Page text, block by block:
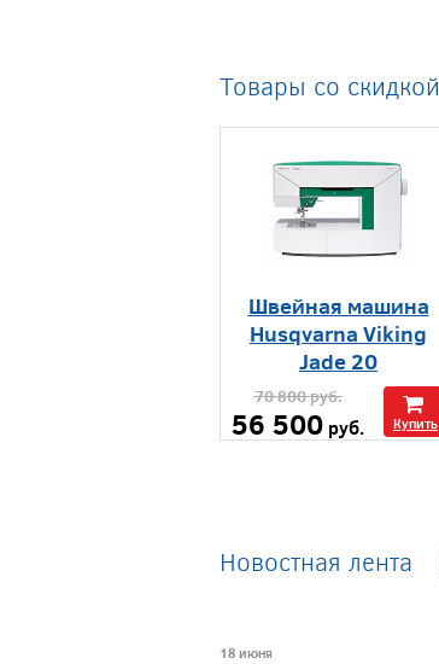
Товары со скидкой
Швейная машина
Husqvarna Viking
Jade 20
70 800руб.
56 500 руб. Купить
Новостная лента
18 июня